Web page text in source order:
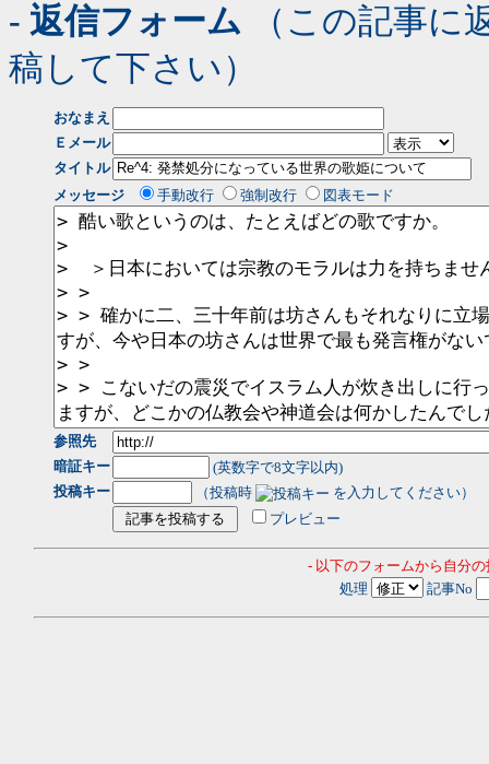
- 返信フォーム （この記事に
稿して下さい）
おなまえ
Ｅメール
タイトル
メッセージ
手動改行 強制改行 図表モード
参照先
暗証キー
(英数字で8文字以内)
投稿キー
（投稿時
を入力してください）
プレビュー
- 以下のフォームから自分
処理
記事No